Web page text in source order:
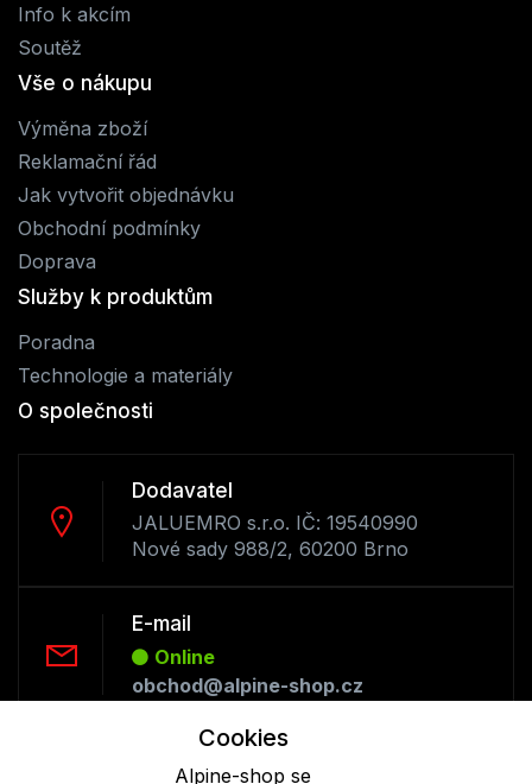
Info k akcím
Soutěž
Vše o nákupu
Výměna zboží
Reklamační řád
Jak vytvořit objednávku
Obchodní podmínky
Doprava
Služby k produktům
Poradna
Technologie a materiály
O společnosti
Dodavatel
JALUEMRO s.r.o. IČ: 19540990
Nové sady 988/2, 60200 Brno
E-mail
Online
obchod@alpine-shop.cz
Cookies
Alpine-shop se